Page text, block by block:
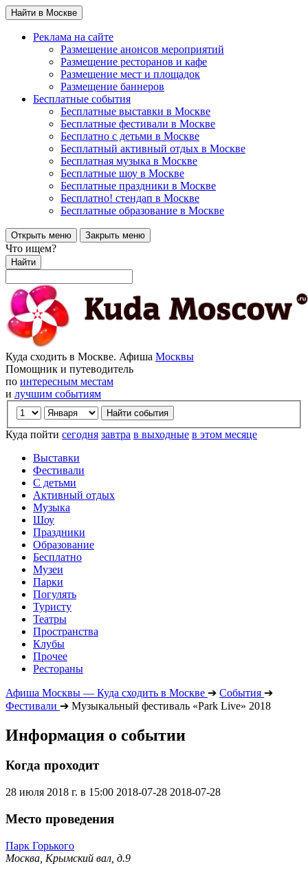
Найти в Москве
Реклама на сайте
Размещение анонсов мероприятий
Размещение ресторанов и кафе
Размещение мест и площадок
Размещение баннеров
Бесплатные события
Бесплатные выставки в Москве
Бесплатные фестивали в Москве
Бесплатно с детьми в Москве
Бесплатный активный отдых в Москве
Бесплатная музыка в Москве
Бесплатные шоу в Москве
Бесплатные праздники в Москве
Бесплатно! стендап в Москве
Бесплатные образование в Москве
Открыть меню Закрыть меню
Что ищем?
Найти
Куда сходить в Москве. Афиша Москвы
Помощник и путеводитель
по интересным местам
и лучшим событиям
Куда пойти сегодня завтра в выходные в этом месяце
Выставки
Фестивали
С детьми
Активный отдых
Музыка
Шоу
Праздники
Образование
Бесплатно
Музеи
Парки
Погулять
Туристу
Театры
Пространства
Клубы
Прочее
Рестораны
Афиша Москвы — Куда сходить в Москве ➔ События ➔
Фестивали ➔ Музыкальный фестиваль «Park Live» 2018
Информация о событии
Когда проходит
28 июля 2018 г. в 15:00 2018-07-28 2018-07-28
Место проведения
Парк Горького
Москва, Крымский вал, д.9